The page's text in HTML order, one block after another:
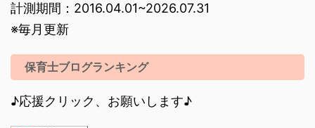
計測期間：2016.04.01~2026.07.31
※毎月更新
保育士ブログランキング
♪応援クリック、お願いします♪